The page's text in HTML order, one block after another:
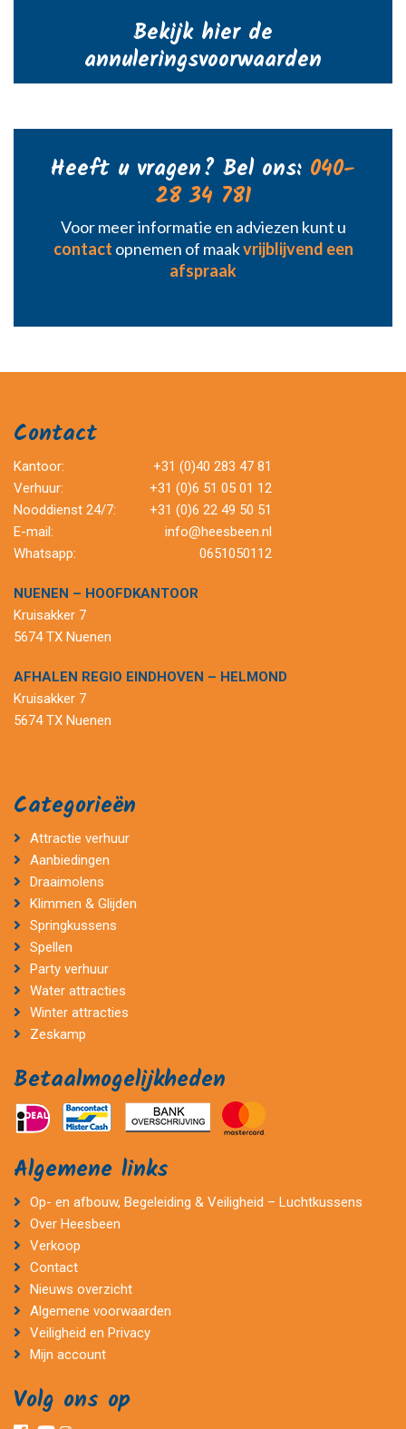
Bekijk hier de
annuleringsvoorwaarden
Heeft u vragen? Bel ons: 040-
28 34 781
Voor meer informatie en adviezen kunt u
contact opnemen of maakvrijblijvend een
afspraak
Contact
Kantoor:
+31 (0)40 283 47 81
Verhuur:
+31 (0)6 51 05 01 12
Nooddienst 24/7:
+31 (0)6 22 49 50 51
E-mail:
info@heesbeen.nl
Whatsapp:
0651050112
NUENEN – HOOFDKANTOOR
Kruisakker 7
5674 TX Nuenen
AFHALEN REGIO EINDHOVEN – HELMOND
Kruisakker 7
5674 TX Nuenen
Categorieën
Attractie verhuur
Aanbiedingen
Draaimolens
Klimmen & Glijden
Springkussens
Spellen
Party verhuur
Water attracties
Winter attracties
Zeskamp
Betaalmogelijkheden
Algemene links
Op- en afbouw, Begeleiding & Veiligheid – Luchtkussens
Over Heesbeen
Verkoop
Contact
Nieuws overzicht
Algemene voorwaarden
Veiligheid en Privacy
Mijn account
Volg ons op